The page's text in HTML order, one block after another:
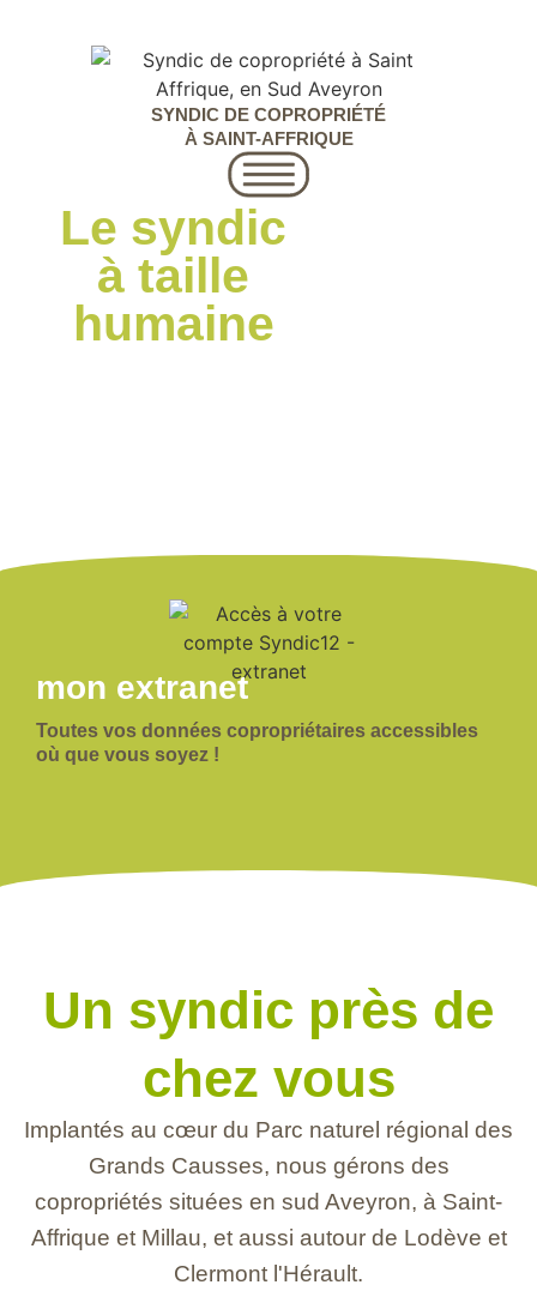
SYNDIC DE COPROPRIÉTÉ
À SAINT-AFFRIQUE
Le syndic
à taille
humaine
mon extranet
Toutes vos données copropriétaires accessibles
où que vous soyez !
Un syndic près de
chez vous
Implantés au cœur du Parc naturel régional des
Grands Causses, nous gérons des
copropriétés situées en sud Aveyron, à Saint-
Affrique et Millau, et aussi autour de Lodève et
Clermont l'Hérault.